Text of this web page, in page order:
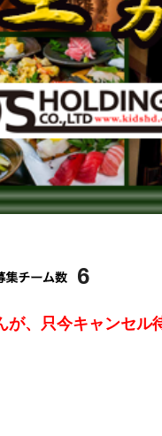
6
が、只今キャンセル